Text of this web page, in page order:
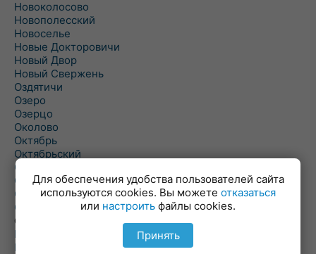
Новоколосово
Новополесский
Новоселье
Новые Докторовичи
Новый Двор
Новый Свержень
Оздятичи
Озеро
Озерцо
Околово
Октябрь
Октябрьский
Олехновичи
Омговичи
Оношки
Осовец
Острошицкий Городок
Пасека
Пастовичи
Для обеспечения удобства пользователей сайта
используются cookies. Вы можете отказаться
или настроить файлы cookies.
Принять